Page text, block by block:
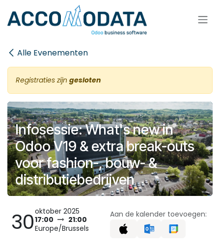
Overslaan naar inhoud
Alle Evenementen
Registraties zijn gesloten
Infosessie: What's new in
Odoo V19 & extra break-outs
voor fashion-, bouw- &
distributiebedrijven
30oktober 2025
17:00
21:00
Europe/Brussels
Aan de kalender toevoegen: